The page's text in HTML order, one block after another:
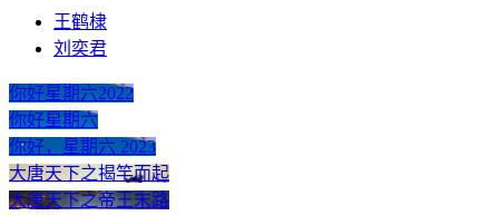
王鹤棣
刘奕君
你好星期六2022
你好星期六
你好，星期六 2023
大唐天下之揭竿而起
大唐天下之帝王末路